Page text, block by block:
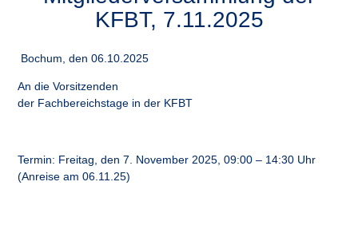
KFBT, 7.11.2025
Bochum, den 06.10.2025
An die Vorsitzenden
der Fachbereichstage in der KFBT
Termin: Freitag, den7. November 2025, 09:00 – 14:30 Uhr
(Anreise am 06.11.25)